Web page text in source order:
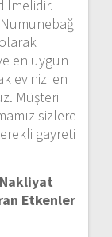
en uygun
evinizi en
Müşteri
sizlere
gayreti
Etkenler